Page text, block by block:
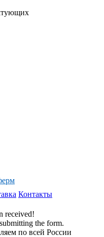
Контакты
received!
the form.
по всей России